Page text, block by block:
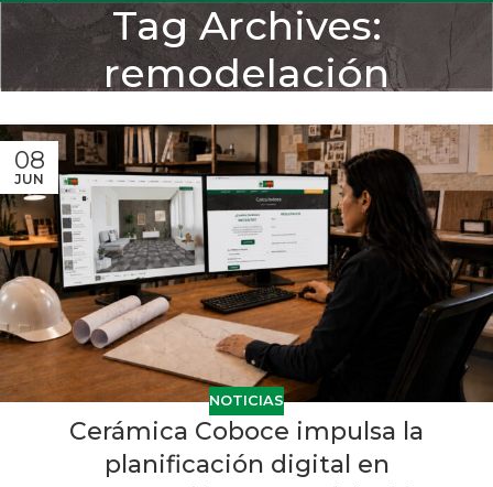
Tag Archives:
remodelación
08
JUN
NOTICIAS
Cerámica Coboce impulsa la
planificación digital en